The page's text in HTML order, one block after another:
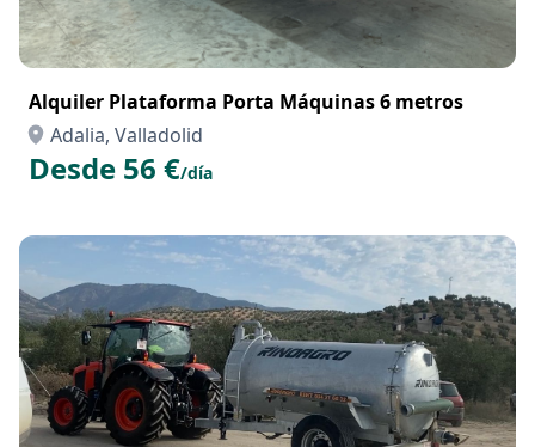
Alquiler Plataforma Porta Máquinas 6 metros
Adalia, Valladolid
Desde 56 €/día